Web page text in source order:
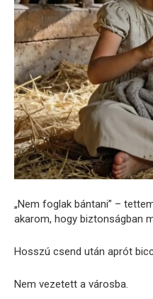
„Nem foglak bántani” –
akarom, hogy biztonságban
Hosszú csend után aprót
Nem vezetett a városba.